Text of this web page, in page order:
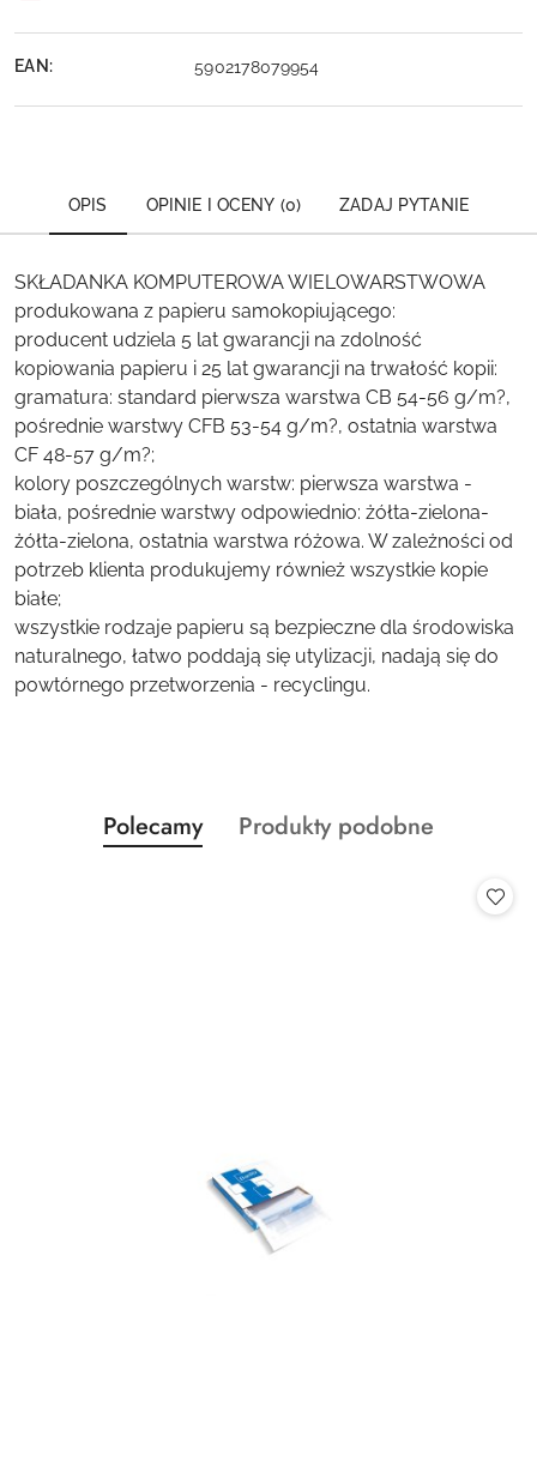
EAN: 5902178079954
OPIS OPINIE I OCENY (0) ZADAJ PYTANIE
SKŁADANKA KOMPUTEROWA WIELOWARSTWOWA
produkowana z papieru samokopiującego:
producent udziela 5 lat gwarancji na zdolność
kopiowania papieru i 25 lat gwarancji na trwałość kopii:
gramatura: standard pierwsza warstwa CB 54-56 g/m?,
pośrednie warstwy CFB 53-54 g/m?, ostatnia warstwa
CF 48-57 g/m?;
kolory poszczególnych warstw: pierwsza warstwa -
biała, pośrednie warstwy odpowiednio: żółta-zielona-
żółta-zielona, ostatnia warstwa różowa. W zależności od
potrzeb klienta produkujemy również wszystkie kopie
białe;
wszystkie rodzaje papieru są bezpieczne dla środowiska
naturalnego, łatwo poddają się utylizacji, nadają się do
powtórnego przetworzenia - recyclingu.
Pomiń karuzelę produktów
Produkty
o
Polecamy
Produkty
Produkty podobne